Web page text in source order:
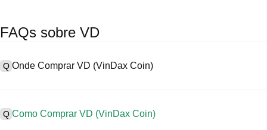
FAQs sobre VD
Q Onde Comprar VD (VinDax Coin)
oferecem interfaces fáceis de usar, elevada liquidez e uma
exemplo, a Poloniex suporta trading em diversas criptos,
Q Como Comprar VD (VinDax Coin)